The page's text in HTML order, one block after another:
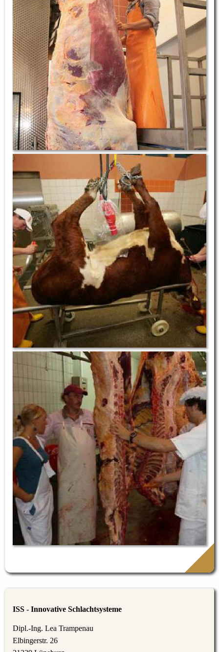
ISS - Innovative Schlachtsysteme
Dipl.-Ing. Lea Trampenau
Elbingerstr. 26